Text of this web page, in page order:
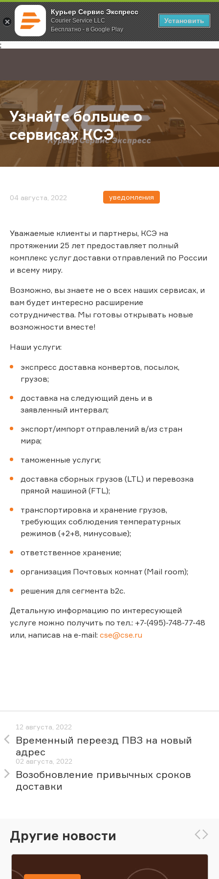
Курьер Сервис Экспресс
Courier Service LLC
Бесплатно - в Google Play
Установить
;
Главная О компании Новости Узнайте больше о сервисах КСЭ
Узнайте больше о
сервисах КСЭ
04 августа, 2022 уведомления
Уважаемые клиенты и партнеры, КСЭ на
протяжении 25 лет предоставляет полный
комплекс услуг доставки отправлений по России
и всему миру.
Возможно, вы знаете не о всех наших сервисах, и
вам будет интересно расширение
сотрудничества. Мы готовы открывать новые
возможности вместе!
Наши услуги:
экспресс доставка конвертов, посылок,
грузов;
доставка на следующий день и в
заявленный интервал;
экспорт/импорт отправлений в/из стран
мира;
таможенные услуги;
доставка сборных грузов (LTL) и перевозка
прямой машиной (FTL);
транспортировка и хранение грузов,
требующих соблюдения температурных
режимов (+2+8, минусовые);
ответственное хранение;
организация Почтовых комнат (Mail room);
решения для сегмента b2c.
Детальную информацию по интересующей
услуге можно получить по тел.: +7-(495)-748-77-48
или, написав на e-mail: cse@cse.ru
12 августа, 2022
Временный переезд ПВЗ на новый
адрес
02 августа, 2022
Возобновление привычных сроков
доставки
Другие новости